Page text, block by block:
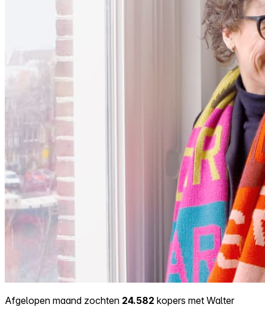
Afgelopen maand zochten 24.582 kopers met Walter